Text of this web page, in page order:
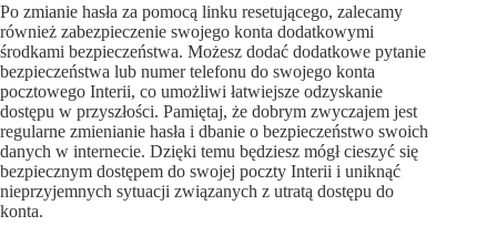
Po zmianie hasła za pomocą linku resetującego, zalecamy
również zabezpieczenie swojego konta dodatkowymi
środkami bezpieczeństwa. Możesz dodać dodatkowe pytanie
bezpieczeństwa lub numer telefonu do swojego konta
pocztowego Interii, co umożliwi łatwiejsze odzyskanie
dostępu w przyszłości. Pamiętaj, że dobrym zwyczajem jest
regularne zmienianie hasła i dbanie o bezpieczeństwo swoich
danych w internecie. Dzięki temu będziesz mógł cieszyć się
bezpiecznym dostępem do swojej poczty Interii i uniknąć
nieprzyjemnych sytuacji związanych z utratą dostępu do
konta.